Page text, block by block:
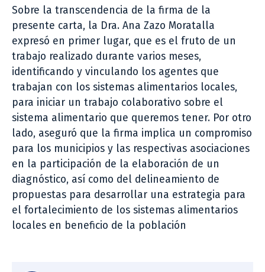
Sobre la transcendencia de la firma de la
presente carta, la Dra. Ana Zazo Moratalla
expresó en primer lugar, que es el fruto de un
trabajo realizado durante varios meses,
identificando y vinculando los agentes que
trabajan con los sistemas alimentarios locales,
para iniciar un trabajo colaborativo sobre el
sistema alimentario que queremos tener. Por otro
lado, aseguró que la firma implica un compromiso
para los municipios y las respectivas asociaciones
en la participación de la elaboración de un
diagnóstico, así como del delineamiento de
propuestas para desarrollar una estrategia para
el fortalecimiento de los sistemas alimentarios
locales en beneficio de la población